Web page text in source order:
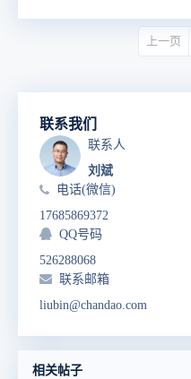
上一页
联系我们
联系人
刘斌
电话(微信)
17685869372
QQ号码
526288068
联系邮箱
liubin@chandao.com
相关帖子